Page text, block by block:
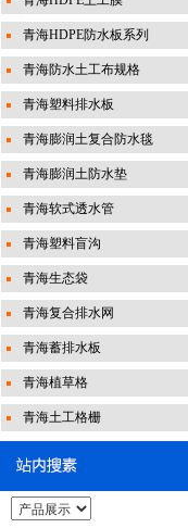
青海HDPE防水板系列
青海防水土工布规格
青海塑料排水板
青海膨润土复合防水毯
青海膨润土防水垫
青海软式透水管
青海塑料盲沟
青海生态袋
青海复合排水网
青海蓄排水板
青海植草格
青海土工格栅